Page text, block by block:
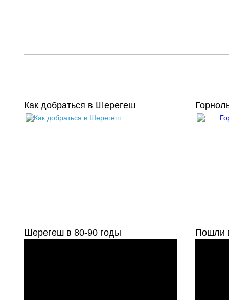
Как добраться в Шерегеш
Шерегеш в 80-90 годы Пошли